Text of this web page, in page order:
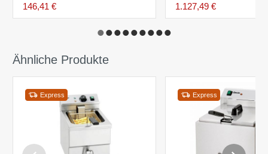
146,41 € 1.127,49 €
Ähnliche Produkte
Express Express